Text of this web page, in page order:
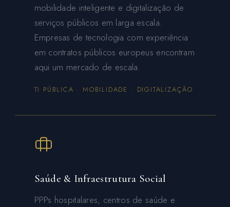
mobilidade inteligente e digitalização de
serviços públicos em larga escala.
Empresas de tecnologia com experiência
em contratos públicos europeus encontram
aqui um mercado de escala.
TI PÚBLICA · MOBILIDADE · DIGITALIZAÇÃO
Saúde & Infraestrutura Social
PPPs hospitalares, centros de saúde e